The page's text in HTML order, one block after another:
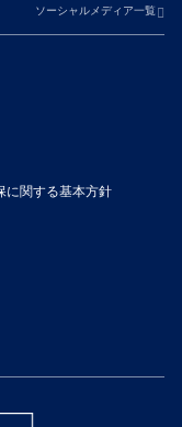
ソーシャルメディア一覧
に関する基本方針